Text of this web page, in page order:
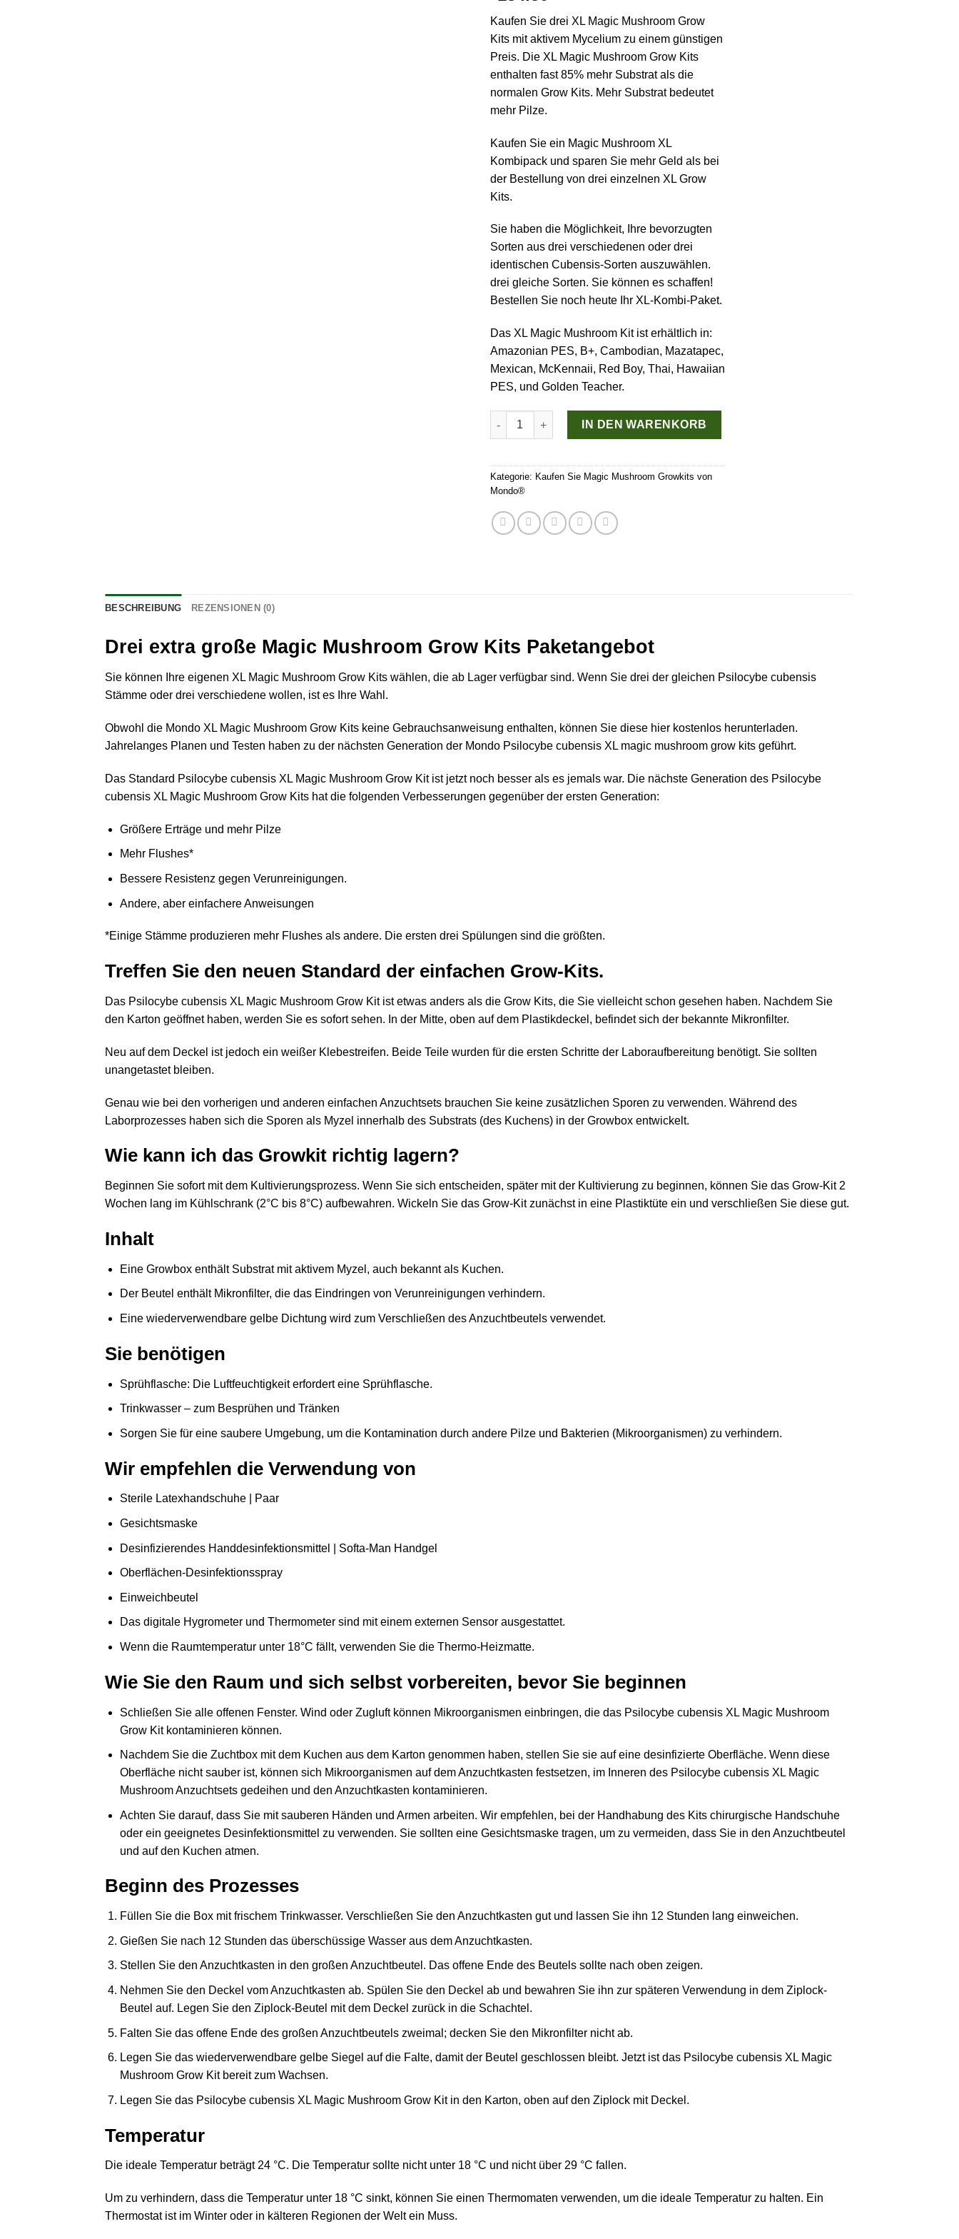
Kaufen Sie drei XL Magic Mushroom Grow
Kits mit aktivem Mycelium zu einem günstigen
Preis. Die XL Magic Mushroom Grow Kits
enthalten fast 85% mehr Substrat als die
normalen Grow Kits. Mehr Substrat bedeutet
mehr Pilze.
Kaufen Sie ein Magic Mushroom XL
Kombipack und sparen Sie mehr Geld als bei
der Bestellung von drei einzelnen XL Grow
Kits.
Sie haben die Möglichkeit, Ihre bevorzugten
Sorten aus drei verschiedenen oder drei
identischen Cubensis-Sorten auszuwählen.
drei gleiche Sorten. Sie können es schaffen!
Bestellen Sie noch heute Ihr XL-Kombi-Paket.
Das XL Magic Mushroom Kit ist erhältlich in:
Amazonian PES, B+, Cambodian, Mazatapec,
Mexican, McKennaii, Red Boy, Thai, Hawaiian
PES, und Golden Teacher.
Drei extra große Magic Mushroom Grow Kits Paketangebot Menge
IN DEN WARENKORB
Kategorie: Kaufen Sie Magic Mushroom Growkits von
Mondo®
BESCHREIBUNG REZENSIONEN (0)
Drei extra große Magic Mushroom Grow Kits Paketangebot
Sie können Ihre eigenen XL Magic Mushroom Grow Kits wählen, die ab Lager verfügbar sind. Wenn Sie drei der gleichen Psilocybe cubensis
Stämme oder drei verschiedene wollen, ist es Ihre Wahl.
Obwohl die Mondo XL Magic Mushroom Grow Kits keine Gebrauchsanweisung enthalten, können Sie diese hier kostenlos herunterladen.
Jahrelanges Planen und Testen haben zu der nächsten Generation der Mondo Psilocybe cubensis XL magic mushroom grow kits geführt.
Das Standard Psilocybe cubensis XL Magic Mushroom Grow Kit ist jetzt noch besser als es jemals war. Die nächste Generation des Psilocybe
cubensis XL Magic Mushroom Grow Kits hat die folgenden Verbesserungen gegenüber der ersten Generation:
Größere Erträge und mehr Pilze
Mehr Flushes*
Bessere Resistenz gegen Verunreinigungen.
Andere, aber einfachere Anweisungen
*Einige Stämme produzieren mehr Flushes als andere. Die ersten drei Spülungen sind die größten.
Treffen Sie den neuen Standard der einfachen Grow-Kits.
Das Psilocybe cubensis XL Magic Mushroom Grow Kit ist etwas anders als die Grow Kits, die Sie vielleicht schon gesehen haben. Nachdem Sie
den Karton geöffnet haben, werden Sie es sofort sehen. In der Mitte, oben auf dem Plastikdeckel, befindet sich der bekannte Mikronfilter.
Neu auf dem Deckel ist jedoch ein weißer Klebestreifen. Beide Teile wurden für die ersten Schritte der Laboraufbereitung benötigt. Sie sollten
unangetastet bleiben.
Genau wie bei den vorherigen und anderen einfachen Anzuchtsets brauchen Sie keine zusätzlichen Sporen zu verwenden. Während des
Laborprozesses haben sich die Sporen als Myzel innerhalb des Substrats (des Kuchens) in der Growbox entwickelt.
Wie kann ich das Growkit richtig lagern?
Beginnen Sie sofort mit dem Kultivierungsprozess. Wenn Sie sich entscheiden, später mit der Kultivierung zu beginnen, können Sie das Grow-Kit 2
Wochen lang im Kühlschrank (2°C bis 8°C) aufbewahren. Wickeln Sie das Grow-Kit zunächst in eine Plastiktüte ein und verschließen Sie diese gut.
Inhalt
Eine Growbox enthält Substrat mit aktivem Myzel, auch bekannt als Kuchen.
Der Beutel enthält Mikronfilter, die das Eindringen von Verunreinigungen verhindern.
Eine wiederverwendbare gelbe Dichtung wird zum Verschließen des Anzuchtbeutels verwendet.
Sie benötigen
Sprühflasche: Die Luftfeuchtigkeit erfordert eine Sprühflasche.
Trinkwasser – zum Besprühen und Tränken
Sorgen Sie für eine saubere Umgebung, um die Kontamination durch andere Pilze und Bakterien (Mikroorganismen) zu verhindern.
Wir empfehlen die Verwendung von
Sterile Latexhandschuhe | Paar
Gesichtsmaske
Desinfizierendes Handdesinfektionsmittel | Softa-Man Handgel
Oberflächen-Desinfektionsspray
Einweichbeutel
Das digitale Hygrometer und Thermometer sind mit einem externen Sensor ausgestattet.
Wenn die Raumtemperatur unter 18°C fällt, verwenden Sie die Thermo-Heizmatte.
Wie Sie den Raum und sich selbst vorbereiten, bevor Sie beginnen
Schließen Sie alle offenen Fenster. Wind oder Zugluft können Mikroorganismen einbringen, die das Psilocybe cubensis XL Magic Mushroom
Grow Kit kontaminieren können.
Nachdem Sie die Zuchtbox mit dem Kuchen aus dem Karton genommen haben, stellen Sie sie auf eine desinfizierte Oberfläche. Wenn diese
Oberfläche nicht sauber ist, können sich Mikroorganismen auf dem Anzuchtkasten festsetzen, im Inneren des Psilocybe cubensis XL Magic
Mushroom Anzuchtsets gedeihen und den Anzuchtkasten kontaminieren.
Achten Sie darauf, dass Sie mit sauberen Händen und Armen arbeiten. Wir empfehlen, bei der Handhabung des Kits chirurgische Handschuhe
oder ein geeignetes Desinfektionsmittel zu verwenden. Sie sollten eine Gesichtsmaske tragen, um zu vermeiden, dass Sie in den Anzuchtbeutel
und auf den Kuchen atmen.
Beginn des Prozesses
Füllen Sie die Box mit frischem Trinkwasser. Verschließen Sie den Anzuchtkasten gut und lassen Sie ihn 12 Stunden lang einweichen.
Gießen Sie nach 12 Stunden das überschüssige Wasser aus dem Anzuchtkasten.
Stellen Sie den Anzuchtkasten in den großen Anzuchtbeutel. Das offene Ende des Beutels sollte nach oben zeigen.
Nehmen Sie den Deckel vom Anzuchtkasten ab. Spülen Sie den Deckel ab und bewahren Sie ihn zur späteren Verwendung in dem Ziplock-
Beutel auf. Legen Sie den Ziplock-Beutel mit dem Deckel zurück in die Schachtel.
Falten Sie das offene Ende des großen Anzuchtbeutels zweimal; decken Sie den Mikronfilter nicht ab.
Legen Sie das wiederverwendbare gelbe Siegel auf die Falte, damit der Beutel geschlossen bleibt. Jetzt ist das Psilocybe cubensis XL Magic
Mushroom Grow Kit bereit zum Wachsen.
Legen Sie das Psilocybe cubensis XL Magic Mushroom Grow Kit in den Karton, oben auf den Ziplock mit Deckel.
Temperatur
Die ideale Temperatur beträgt 24 °C. Die Temperatur sollte nicht unter 18 °C und nicht über 29 °C fallen.
Um zu verhindern, dass die Temperatur unter 18 °C sinkt, können Sie einen Thermomaten verwenden, um die ideale Temperatur zu halten. Ein
Thermostat ist im Winter oder in kälteren Regionen der Welt ein Muss.